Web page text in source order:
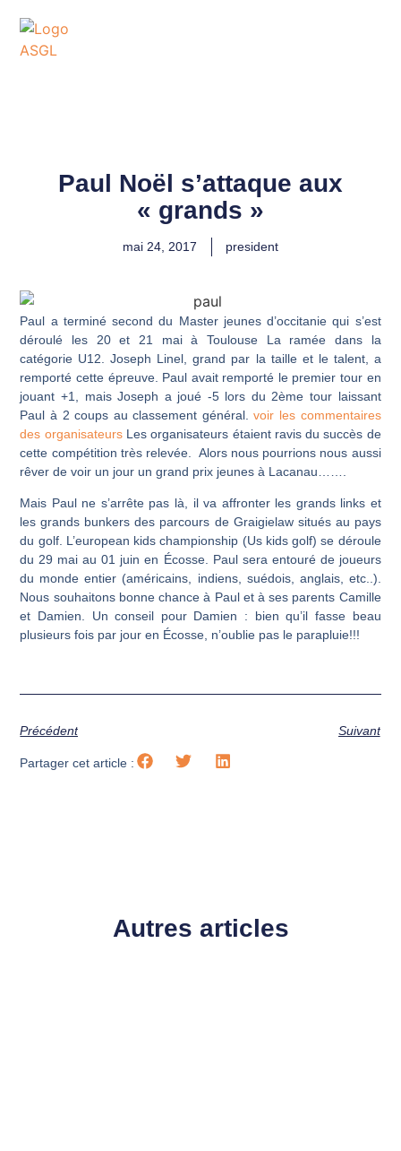
Paul Noël s’attaque aux
« grands »
mai 24, 2017 president
Paul a terminé second du Master jeunes d’occitanie qui s’est
déroulé les 20 et 21 mai à Toulouse La ramée dans la
catégorie U12. Joseph Linel, grand par la taille et le talent, a
remporté cette épreuve. Paul avait remporté le premier tour en
jouant +1, mais Joseph a joué -5 lors du 2ème tour laissant
Paul à 2 coups au classement général.voir les commentaires
des organisateursLes organisateurs étaient ravis du succès de
cette compétition très relevée. Alors nous pourrions nous aussi
rêver de voir un jour un grand prix jeunes à Lacanau…….
Mais Paul ne s’arrête pas là, il va affronter les grands links et
les grands bunkers des parcours de Graigielaw situés au pays
du golf. L’european kids championship (Us kids golf) se déroule
du 29 mai au 01 juin en Écosse. Paul sera entouré de joueurs
du monde entier (américains, indiens, suédois, anglais, etc..).
Nous souhaitons bonne chance à Paul et à ses parents Camille
et Damien. Un conseil pour Damien : bien qu’il fasse beau
plusieurs fois par jour en Écosse, n’oublie pas le parapluie!!!
Précédent Suivant
Partager cet article :
Autres articles